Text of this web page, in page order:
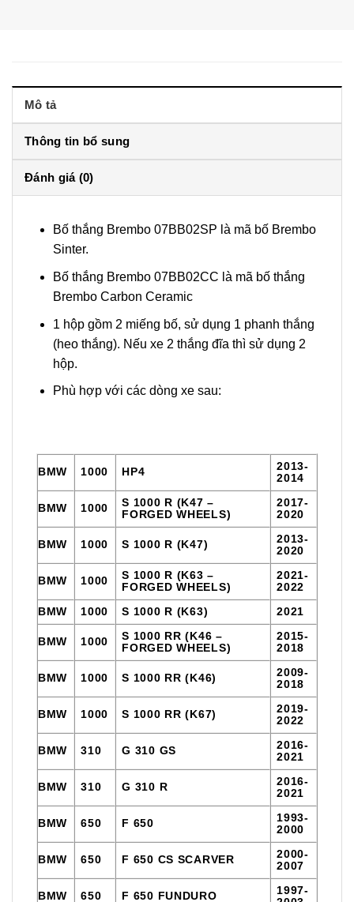
Mô tả
Thông tin bổ sung
Đánh giá (0)
Bố thắng Brembo 07BB02SP là mã bố Brembo
Sinter.
Bố thắng Brembo 07BB02CC là mã bố thắng
Brembo Carbon Ceramic
1 hộp gồm 2 miếng bố, sử dụng 1 phanh thắng
(heo thắng). Nếu xe 2 thắng đĩa thì sử dụng 2
hộp.
Phù hợp với các dòng xe sau:
BMW 1000 HP4
2013-
2014
BMW 1000
S 1000 R (K47 –
FORGED WHEELS)
2017-
2020
BMW 1000 S 1000 R (K47)
2013-
2020
BMW 1000
S 1000 R (K63 –
FORGED WHEELS)
2021-
2022
BMW
1000 S 1000 R (K63) 2021
BMW 1000
S 1000 RR (K46 –
FORGED WHEELS)
2015-
2018
BMW 1000 S 1000 RR (K46)
2009-
2018
BMW 1000 S 1000 RR (K67)
2019-
2022
BMW 310 G 310 GS
2016-
2021
BMW 310 G 310 R
2016-
2021
BMW 650 F 650
1993-
2000
BMW 650 F 650 CS SCARVER
2000-
2007
BMW 650 F 650 FUNDURO
1997-